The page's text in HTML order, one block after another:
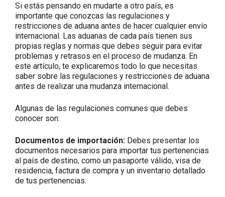
Si estás pensando en mudarte a otro país, es
importante que conozcas las regulaciones y
restricciones de aduana antes de hacer cualquier envío
internacional. Las aduanas de cada país tienen sus
propias reglas y normas que debes seguir para evitar
problemas y retrasos en el proceso de mudanza. En
este artículo, te explicaremos todo lo que necesitas
saber sobre las regulaciones y restricciones de aduana
antes de realizar una mudanza internacional.
Algunas de las regulaciones comunes que debes
conocer son:
Documentos de importación: Debes presentar los
documentos necesarios para importar tus pertenencias
al país de destino, como un pasaporte válido, visa de
residencia, factura de compra y un inventario detallado
de tus pertenencias.